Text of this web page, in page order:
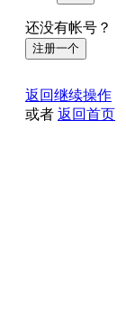
还没有帐号？
注册一个
返回继续操作
或者 返回首页